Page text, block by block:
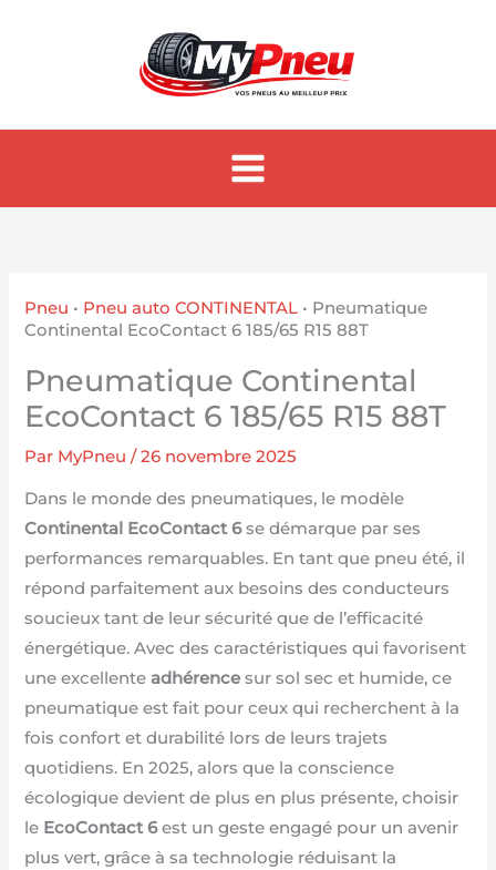
Pneu • Pneu auto CONTINENTAL • Pneumatique
Continental EcoContact 6 185/65 R15 88T
Pneumatique Continental
EcoContact 6 185/65 R15 88T
Par MyPneu/26 novembre 2025
Dans le monde des pneumatiques, le modèle
Continental EcoContact 6se démarque par ses
performances remarquables. En tant que pneu été, il
répond parfaitement aux besoins des conducteurs
soucieux tant de leur sécurité que de l’efficacité
énergétique. Avec des caractéristiques qui favorisent
une excellenteadhérence sur sol sec et humide, ce
pneumatique est fait pour ceux qui recherchent à la
fois confort et durabilité lors de leurs trajets
quotidiens. En 2025, alors que la conscience
écologique devient de plus en plus présente, choisir
le EcoContact 6est un geste engagé pour un avenir
plus vert, grâce à sa technologie réduisant la